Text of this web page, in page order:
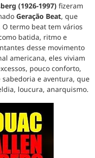
(1926-1997) fizeram
Geração Beat, que
O termo beat tem vários
batida, ritmo e
desse movimento
americana, eles viviam
pouco conforto,
e aventura, que
loucura, anarquismo.